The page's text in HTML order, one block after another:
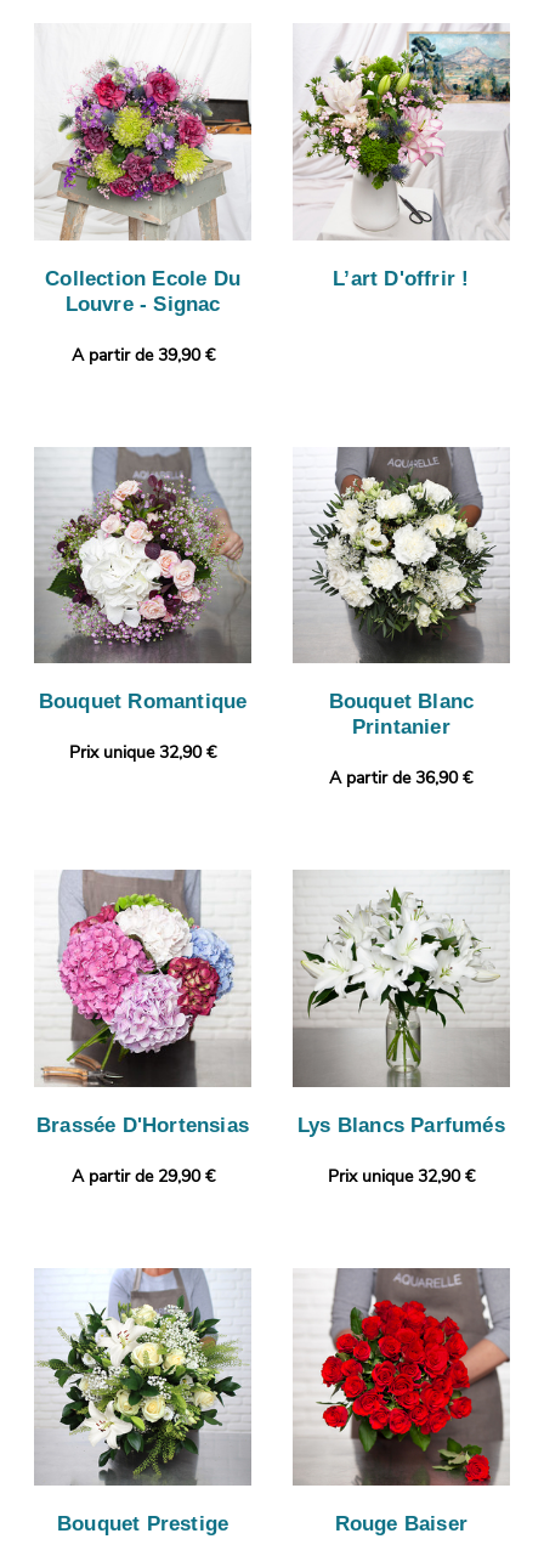
Collection Ecole Du
Louvre - Signac
A partir de 39,90 €
L’art D'offrir !
Bouquet Romantique
Prix unique 32,90 €
Bouquet Blanc
Printanier
A partir de 36,90 €
Brassée D'Hortensias
A partir de 29,90 €
Lys Blancs Parfumés
Prix unique 32,90 €
Bouquet Prestige Rouge Baiser